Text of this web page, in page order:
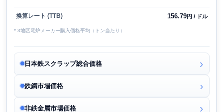
換算レート (TTB) 156.79円 / ドル
* 3地区電炉メーカー購入価格平均（トン当たり）
日本鉄スクラップ総合価格
鉄鋼市場価格
非鉄金属市場価格